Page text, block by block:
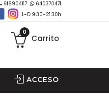
918904117
640370471
L-D 9:30-21:30h
0
Carrito
ACCESO